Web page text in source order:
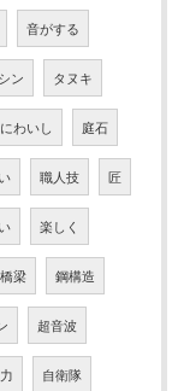
音がする
ン タヌキ
にわいし 庭石
職人技 匠
楽しく
橋梁 鋼構造
超音波
自衛隊